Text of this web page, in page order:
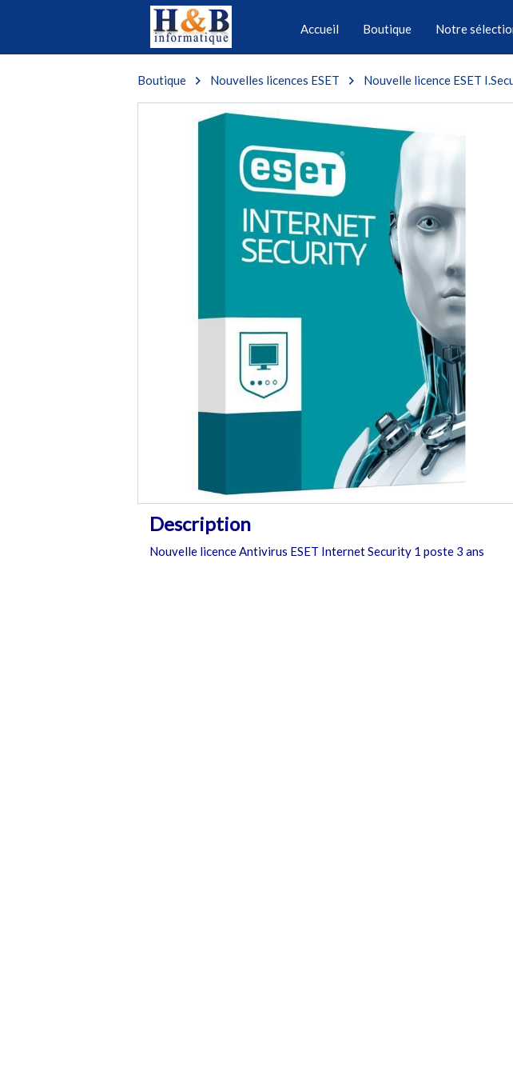
Accueil Boutique Notre
Boutique Nouvelles licences ESET Nouvelle licence ESET
Description
Nouvelle licence Antivirus ESET Internet Security 1 poste 3 ans